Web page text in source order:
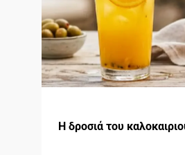
Η δροσιά του